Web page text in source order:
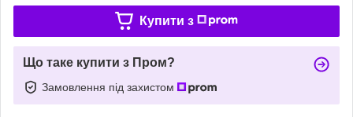
Купити з
Що таке купити з Пром?
Замовлення під захистом